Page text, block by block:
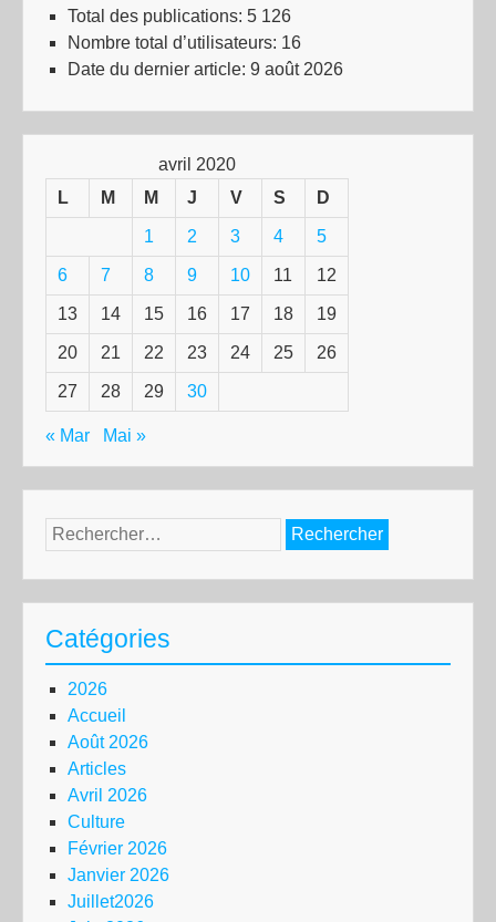
Total des publications: 5 126
Nombre total d’utilisateurs: 16
Date du dernier article: 9 août 2026
avril 2020
L
M M J V S D
1 2 3 4 5
6 7 8 9 10 11 12
13 14 15 16 17 18 19
20 21 22 23 24 25 26
27 28 29 30
« Mar Mai »
Rechercher :
Catégories
2026
Accueil
Août 2026
Articles
Avril 2026
Culture
Février 2026
Janvier 2026
Juillet2026